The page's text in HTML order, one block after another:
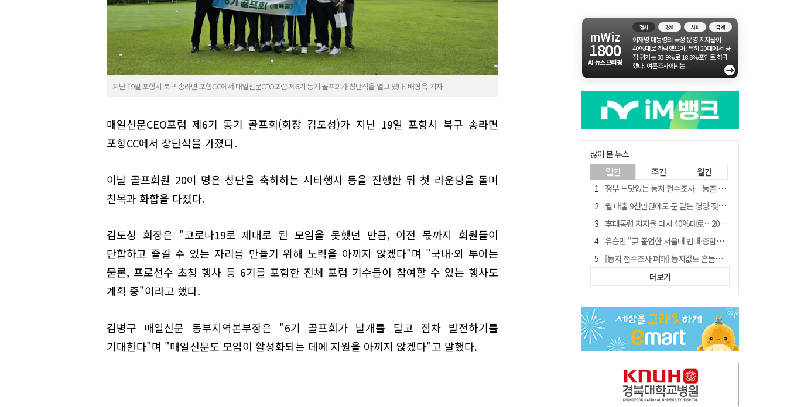
지난 19일 포항시 북구 송라면 포항CC에서 매일신문CEO포럼 제6기 동기 골프회가 창단식을 열고 있다. 배형욱 기자
매일신문CEO포럼 제6기 동기 골프회(회장 김도성)가 지난 19일 포항시 북구 송라면
포항CC에서 창단식을 가졌다.
이날 골프회원 20여 명은 창단을 축하하는 시타행사 등을 진행한 뒤 첫 라운딩을 돌며
친목과 화합을 다졌다.
김도성 회장은 "코로나19로 제대로 된 모임을 못했던 만큼, 이전 몫까지 회원들이
단합하고 즐길 수 있는 자리를 만들기 위해 노력을 아끼지 않겠다"며 "국내·외 투어는
물론, 프로선수 초청 행사 등 6기를 포함한 전체 포럼 기수들이 참여할 수 있는 행사도
계획 중"이라고 했다.
김병구 매일신문 동부지역본부장은 "6기 골프회가 날개를 달고 점차 발전하기를
기대한다"며 "매일신문도 모임이 활성화되는 데에 지원을 아끼지 않겠다"고 말했다.
mWiz
1800
AI 뉴스브리핑
정치 경제 사회 국제
이재명 대통령의 국정 운영 지지율이
40%대로 하락했으며, 특히 20대에서 긍
정 평가는 33.9%로 18.8%포인트 하락
했다. 여론조사에서는...
→
많이 본 뉴스
일간 주간 월간
정부 느닷없는 농지 전수조사…농촌 들쑤시는 '경자유전'의 칼날
월 매출 9천만원에도 문 닫는 영양 젖소농장… "일할 사람이 없어"
李대통령 지지율 다시 40%대로…20대는 18.8%p 급락
유승민 "尹 졸업한 서울대 법대·충암고도 없애야"…李 육사 통합 직격
[농지 전수조사 폐해] 농지값도 흔들리나…"도지 막히면 헐값 매물 나올 수도"
지역활성화 펀드 9호…포항 AI 데이터센터에 6천억 투입
경북 영천시, 9월부터 11월까지 반값 여행 혜택 제공
[농지 전수조사 폐해] '쌀 받고 논 내 준' 도지농 이제 어쩌나?
아쉬운 태클
더보기